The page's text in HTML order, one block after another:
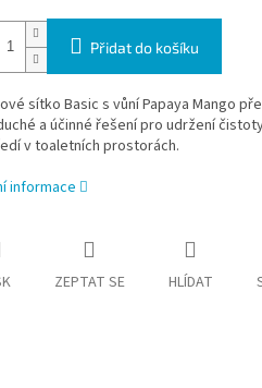
Přidat do košíku
sítko Basic s vůní Papaya Mango
a účinné řešení pro udržení
v toaletních prostorách.
informace
ZEPTAT SE HLÍDAT